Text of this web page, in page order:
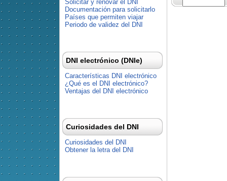
Solicitar y renovar el DNI
Documentación para solicitarlo
Países que permiten viajar
Periodo de validez del DNI
DNI electrónico (DNIe)
Características DNI electrónico
¿Qué es el DNI electrónico?
Ventajas del DNI electrónico
Curiosidades del DNI
Curiosidades del DNI
Obtener la letra del DNI